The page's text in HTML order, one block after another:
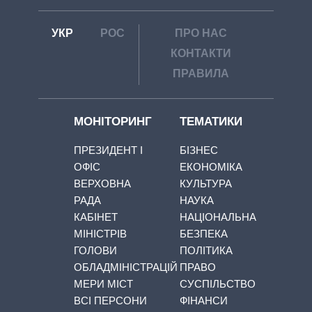
УКР РОС
ПРО НАС
КОНТАКТИ
ПРАВИЛА
МОНІТОРИНГ
ПРЕЗИДЕНТ І
ОФІС
ВЕРХОВНА
РАДА
КАБІНЕТ
МІНІСТРІВ
ГОЛОВИ
ОБЛАДМІНІСТРАЦІЙ
МЕРИ МІСТ
ВСІ ПЕРСОНИ
ТЕМАТИКИ
БІЗНЕС
ЕКОНОМІКА
КУЛЬТУРА
НАУКА
НАЦІОНАЛЬНА
БЕЗПЕКА
ПОЛІТИКА
ПРАВО
СУСПІЛЬСТВО
ФІНАНСИ